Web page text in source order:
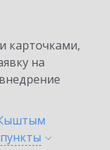
карточками,
на
пункты